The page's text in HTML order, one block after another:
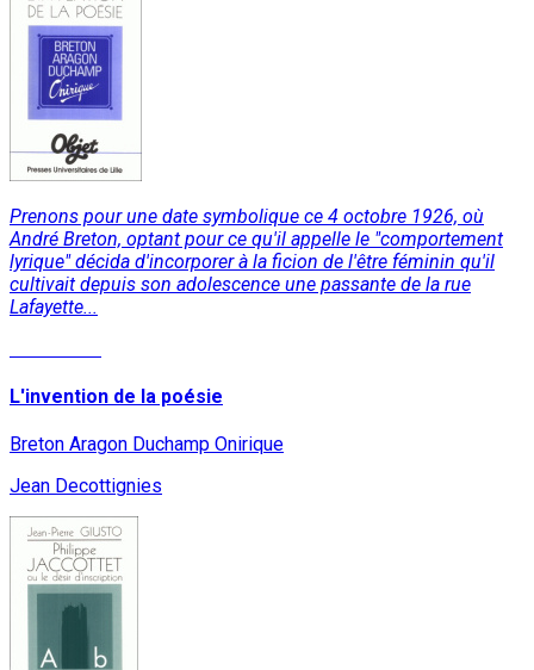
Prenons pour une date symbolique ce 4 octobre 1926, où
André Breton, optant pour ce qu'il appelle le "comportement
lyrique" décida d'incorporer à la ficion de l'être féminin qu'il
cultivait depuis son adolescence une passante de la rue
Lafayette...
L'invention de la poésie
Breton Aragon Duchamp Onirique
Jean Decottignies